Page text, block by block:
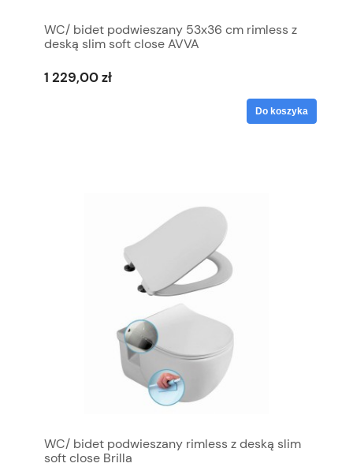
WC/ bidet podwieszany 53x36 cm rimless z
deską slim soft close AVVA
1 229,00 zł
Do koszyka
WC/ bidet podwieszany rimless z deską slim
soft close Brilla